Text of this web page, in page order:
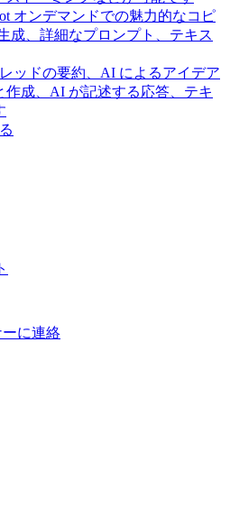
オンデマンドでの魅力的なコピ
成、詳細なプロンプト、テキス
ッドの要約、AI によるアイデア
成、AI が記述する応答、テキ
に連絡